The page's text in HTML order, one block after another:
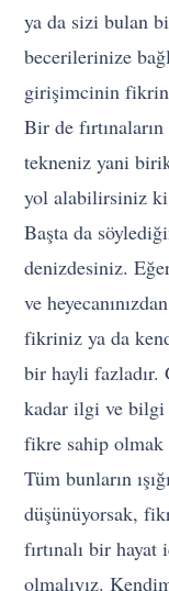
ya da sizi bulan
becerilerinize
girişimcinin
Bir de
tekneniz yani
yol alabilirsiniz
Başta da
denizdesiniz.
ve
fikriniz ya da
bir hayli
kadar ilgi ve
fikre sahip olmak
Tüm bunların
düşünüyorsak,
fırtınalı bir hayat
olmalıyız.